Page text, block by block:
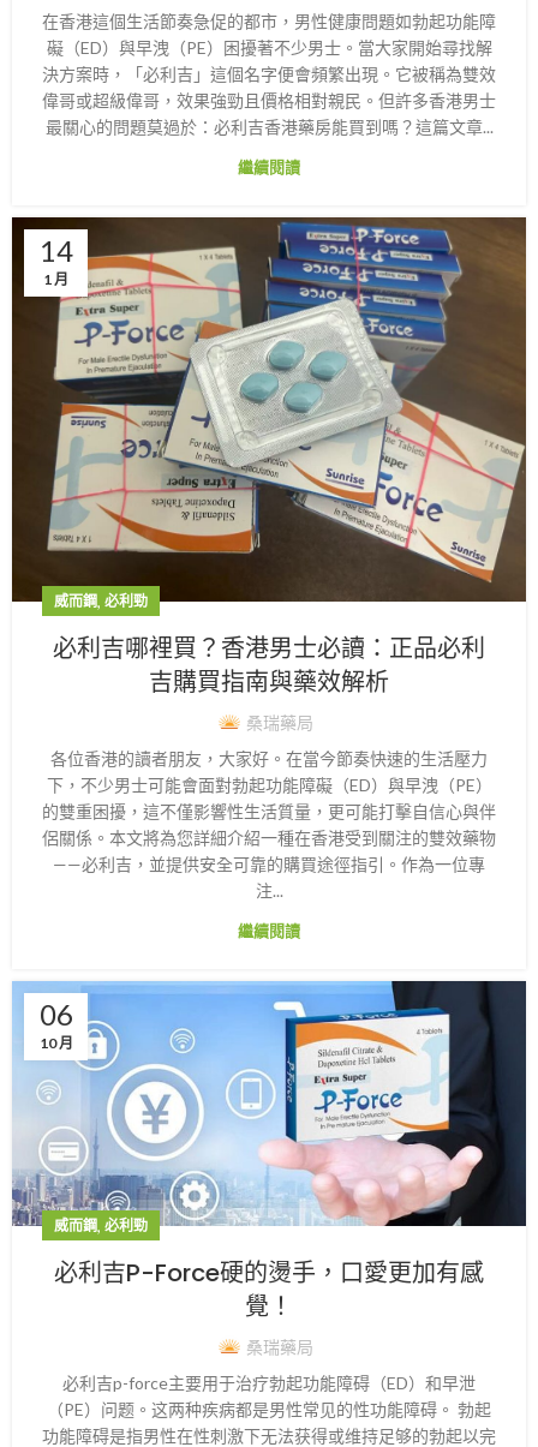
在香港這個生活節奏急促的都市，男性健康問題如勃起功能障
礙（ED）與早洩（PE）困擾著不少男士。當大家開始尋找解
決方案時，「必利吉」這個名字便會頻繁出現。它被稱為雙效
偉哥或超級偉哥，效果強勁且價格相對親民。但許多香港男士
最關心的問題莫過於：必利吉香港藥房能買到嗎？這篇文章...
繼續閱讀
14
1 月
威而鋼, 必利勁
必利吉哪裡買？香港男士必讀：正品必利
吉購買指南與藥效解析
桑瑞藥局
各位香港的讀者朋友，大家好。在當今節奏快速的生活壓力
下，不少男士可能會面對勃起功能障礙（ED）與早洩（PE）
的雙重困擾，這不僅影響性生活質量，更可能打擊自信心與伴
侶關係。本文將為您詳細介紹一種在香港受到關注的雙效藥物
——必利吉，並提供安全可靠的購買途徑指引。作為一位專
注...
繼續閱讀
06
10 月
威而鋼, 必利勁
必利吉P-Force硬的燙手，口愛更加有感
覺！
桑瑞藥局
必利吉p-force主要用于治疗勃起功能障碍（ED）和早泄
（PE）问题。这两种疾病都是男性常见的性功能障碍。 勃起
功能障碍是指男性在性刺激下无法获得或维持足够的勃起以完